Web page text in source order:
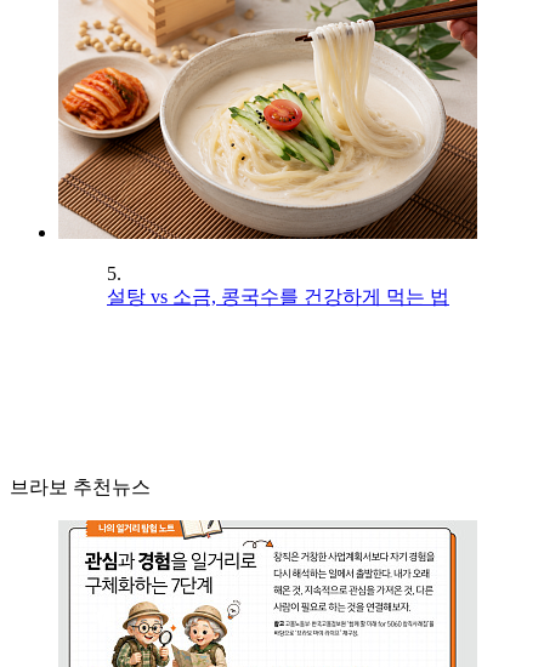
5.
설탕 vs 소금, 콩국수를 건강하게 먹는 법
브라보 추천뉴스